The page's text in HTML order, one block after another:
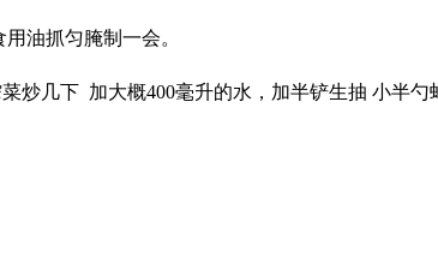
油抓匀腌制一会。
炒几下 加大概400毫升的水，加半铲生抽 小半